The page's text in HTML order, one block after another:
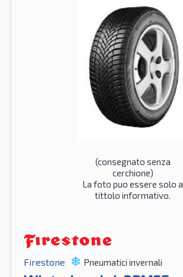
(consegnato senza
cerchione)
La foto puo essere solo a
tittolo informativo.
Firestone Pneumatici invernali